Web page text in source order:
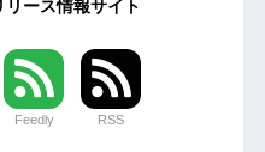
ース情報サイト
Feedly RSS